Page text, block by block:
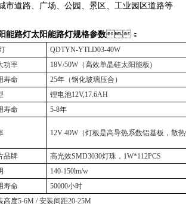
市道路、广场、公园、景区、工业园区道路等
能路灯太阳能路灯规格参数：
QDTYN-YTLD03-40W
功率
18V/50W（高效单晶硅太阳能板)
寿命
25年（钢化玻璃压合）
锂电池12V,17.6AH
寿命
5-8年
12V 40W（灯板是高导热系数铝基板，散
品牌
高光效SMD3030灯珠，1W*112PCS
140-150lm/w
寿命
50000小时
高度5-6M / 安装间距20-25M